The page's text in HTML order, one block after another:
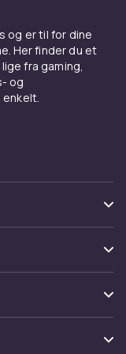
alternativ
ønsker en
sin
den lettere
en
365 er
og er til for dine
Her finder du et
fra gaming,
og